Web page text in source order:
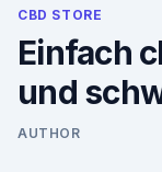
CBD STORE
Einfach
und
AUTHOR